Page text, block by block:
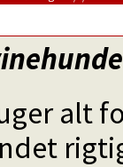
alt